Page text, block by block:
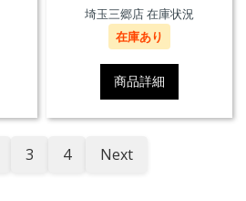
埼玉三郷店 在庫状況
在庫あり
商品詳細
3 4 Next